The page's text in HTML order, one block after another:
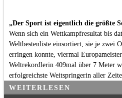
„Der Sport ist eigentlich die größte
Wenn sich ein Wettkampfresultat bis
Weltbestenliste einsortiert, sie je zwei
erringen konnte, viermal
Weltrekordlerin 409mal über 7 Meter
erfolgreichste Weitspringerin aller
WEITERLESEN